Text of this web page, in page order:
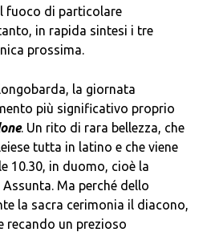
fuoco di particolare
in rapida sintesi i tre
prossima.
la giornata
più significativo proprio
. Un rito di rara bellezza, che
tutta in latino e che viene
10.30, in duomo, cioè la
Ma perché dello
la sacra cerimonia il diacono,
recando un prezioso